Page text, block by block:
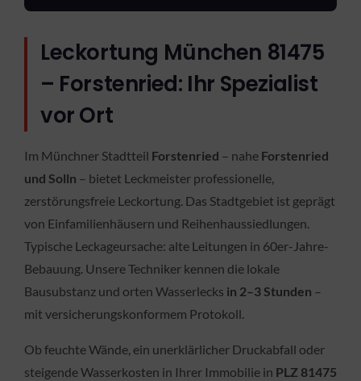
Leckortung München 81475
– Forstenried: Ihr Spezialist
vor Ort
Im Münchner Stadtteil Forstenried – nahe Forstenried
und Solln – bietet Leckmeister professionelle,
zerstörungsfreie Leckortung. Das Stadtgebiet ist geprägt
von Einfamilienhäusern und Reihenhaussiedlungen.
Typische Leckageursache: alte Leitungen in 60er-Jahre-
Bebauung. Unsere Techniker kennen die lokale
Bausubstanz und orten Wasserlecks in 2–3 Stunden –
mit versicherungskonformem Protokoll.
Ob feuchte Wände, ein unerklärlicher Druckabfall oder
steigende Wasserkosten in Ihrer Immobilie in PLZ 81475